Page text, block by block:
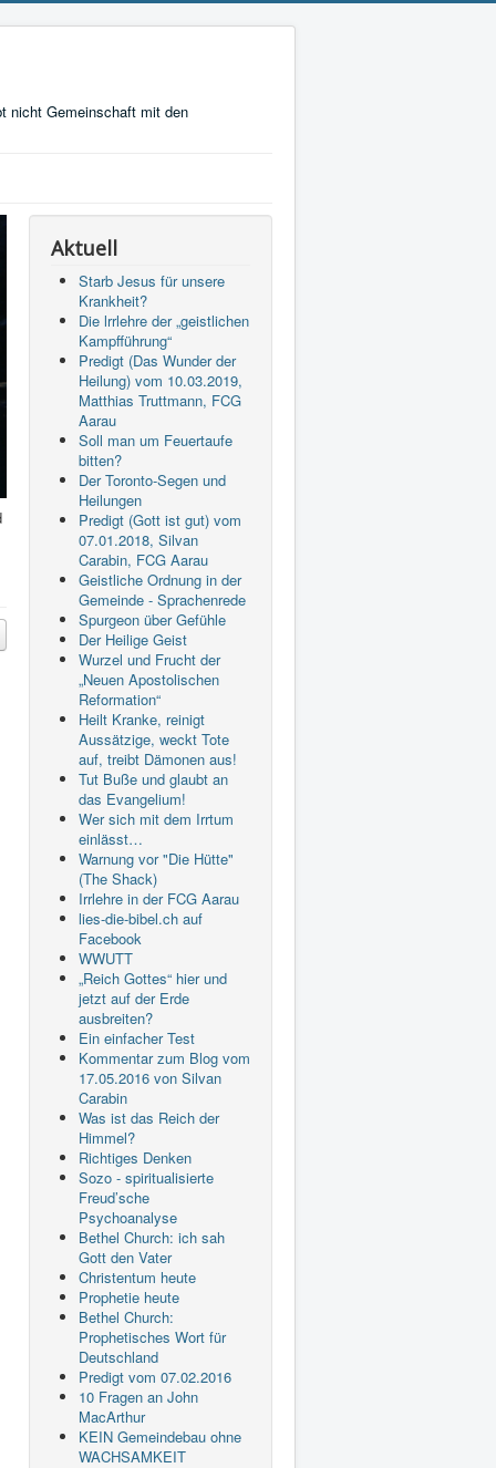
nicht Gemeinschaft mit den
Aktuell
Starb Jesus für unsere
Krankheit?
Die lrrlehre der „geistlichen
Kampfführung“
Predigt (Das Wunder der
Heilung) vom 10.03.2019,
Matthias Truttmann, FCG
Aarau
Soll man um Feuertaufe
bitten?
Der Toronto-Segen und
Heilungen
Predigt (Gott ist gut) vom
07.01.2018, Silvan
Carabin, FCG Aarau
Geistliche Ordnung in der
Gemeinde - Sprachenrede
Spurgeon über Gefühle
Der Heilige Geist
Wurzel und Frucht der
„Neuen Apostolischen
Reformation“
Heilt Kranke, reinigt
Aussätzige, weckt Tote
auf, treibt Dämonen aus!
Tut Buße und glaubt an
das Evangelium!
Wer sich mit dem Irrtum
einlässt…
Warnung vor "Die Hütte"
(The Shack)
Irrlehre in der FCG Aarau
lies-die-bibel.ch auf
Facebook
WWUTT
„Reich Gottes“ hier und
jetzt auf der Erde
ausbreiten?
Ein einfacher Test
Kommentar zum Blog vom
17.05.2016 von Silvan
Carabin
Was ist das Reich der
Himmel?
Richtiges Denken
Sozo - spiritualisierte
Freud’sche
Psychoanalyse
Bethel Church: ich sah
Gott den Vater
Christentum heute
Prophetie heute
Bethel Church:
Prophetisches Wort für
Deutschland
Predigt vom 07.02.2016
10 Fragen an John
MacArthur
KEIN Gemeindebau ohne
WACHSAMKEIT